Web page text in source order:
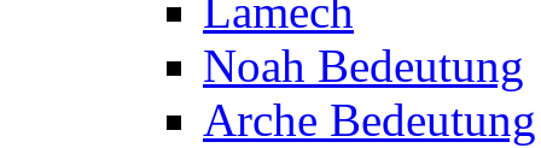
Lamech
Noah Bedeutung
Arche Bedeutung